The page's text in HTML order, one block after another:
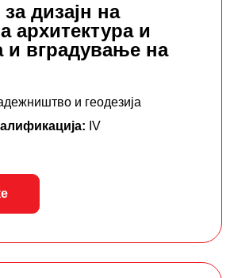
дизајн на
архитектура и
и вградување на
и геодезија
IV